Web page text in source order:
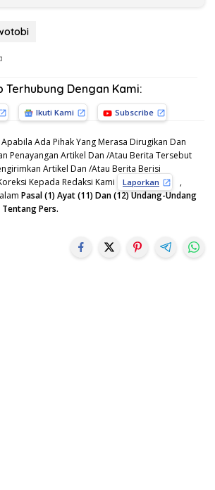
Terhubung Dengan Kami:
Ikuti Kami Subscribe
Apabila Ada Pihak Yang Merasa Dirugikan Dan
Penayangan Artikel Dan /Atau Berita Tersebut
Artikel Dan /Atau Berita Berisi
Kepada Redaksi Kami
Laporkan
,
Pasal (1) Ayat (11) Dan (12) Undang-Undang
Pers.